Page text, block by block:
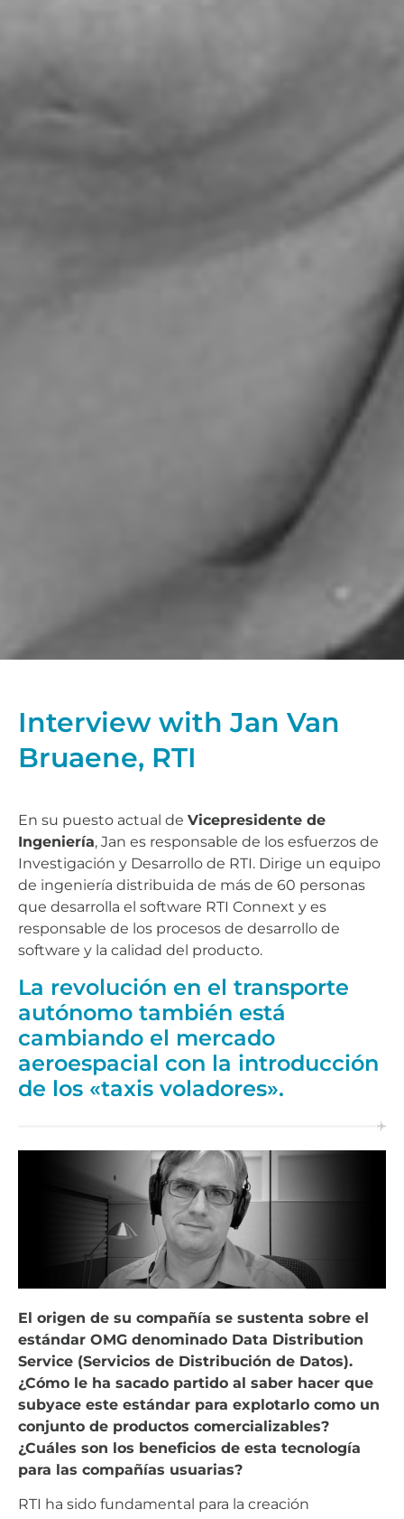
Interview with Jan Van
Bruaene, RTI
En su puesto actual de Vicepresidente de
Ingeniería, Jan es responsable de los esfuerzos de
Investigación y Desarrollo de RTI. Dirige un equipo
de ingeniería distribuida de más de 60 personas
que desarrolla el software RTI Connext y es
responsable de los procesos de desarrollo de
software y la calidad del producto.
La revolución en el transporte
autónomo también está
cambiando el mercado
aeroespacial con la introducción
de los «taxis voladores».
El origen de su compañía se sustenta sobre el
estándar OMG denominado Data Distribution
Service (Servicios de Distribución de Datos).
¿Cómo le ha sacado partido al saber hacer que
subyace este estándar para explotarlo como un
conjunto de productos comercializables?
¿Cuáles son los beneficios de esta tecnología
para las compañías usuarias?
RTI ha sido fundamental para la creación